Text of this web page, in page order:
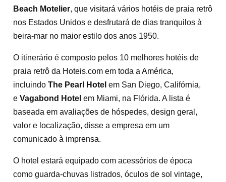
Beach Motelier, que visitará vários hotéis de praia retrô
nos Estados Unidos e desfrutará de dias tranquilos à
beira-mar no maior estilo dos anos 1950.
O itinerário é composto pelos 10 melhores hotéis de
praia retrô da Hoteis.com em toda a América,
incluindo The Pearl Hotel em San Diego, Califórnia,
e Vagabond Hotel em Miami, na Flórida. A lista é
baseada em avaliações de hóspedes, design geral,
valor e localização, disse a empresa em um
comunicado à imprensa.
O hotel estará equipado com acessórios de época
como guarda-chuvas listrados, óculos de sol vintage,